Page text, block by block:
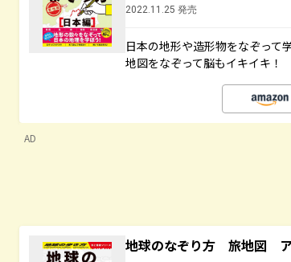
2022.11.25 発売
日本の地形や造形物をなぞって
地図をなぞって脳もイキイキ！
AD
地球のなぞり方 旅地図